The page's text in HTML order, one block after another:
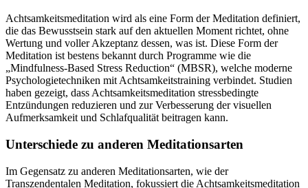
Achtsamkeitsmeditation wird als eine Form der Meditation definiert,
die das Bewusstsein stark auf den aktuellen Moment richtet, ohne
Wertung und voller Akzeptanz dessen, was ist. Diese Form der
Meditation ist bestens bekannt durch Programme wie die
„Mindfulness-Based Stress Reduction“ (MBSR), welche moderne
Psychologietechniken mit Achtsamkeitstraining verbindet. Studien
haben gezeigt, dass Achtsamkeitsmeditation stressbedingte
Entzündungen reduzieren und zur Verbesserung der visuellen
Aufmerksamkeit und Schlafqualität beitragen kann.
Unterschiede zu anderen Meditationsarten
Im Gegensatz zu anderen Meditationsarten, wie der
Transzendentalen Meditation, fokussiert die Achtsamkeitsmeditation